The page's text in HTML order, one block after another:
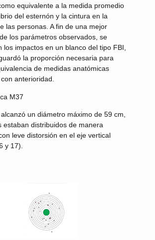
equivalente a la medida promedio
del esternón y la cintura en la
las personas. A fin de una mejor
los parámetros observados, se
los impactos en un blanco del tipo FBI,
la proporción necesaria para
de medidas anatómicas
anterioridad.
M37
un diámetro máximo de 59 cm,
estaban distribuidos de manera
leve distorsión en el eje vertical
y 17).